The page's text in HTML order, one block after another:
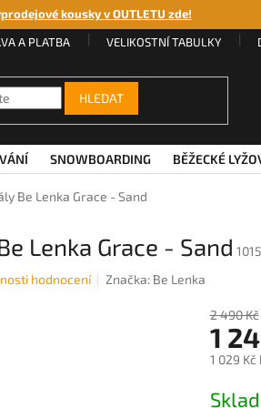
kousky v OUTLETU zde!
A PLATBA VELIKOSTNÍ TABULKY
HLEDAT
SNOWBOARDING BĚŽECKÉ
Be Lenka Grace - Sand
Lenka Grace - Sand
hodnocení Značka: Be Lenka
2 490 Kč
1
1 029 Kč
cena: